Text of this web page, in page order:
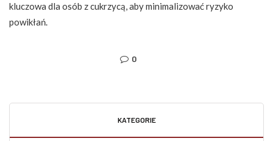
kluczowa dla osób z cukrzycą, aby minimalizować ryzyko
powikłań.
0
KATEGORIE